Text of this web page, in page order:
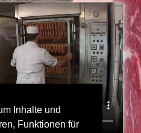
Inhalte und
Funktionen für